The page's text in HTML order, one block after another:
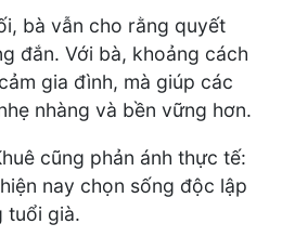
bà vẫn cho rằng quyết
đắn. Với bà, khoảng cách
gia đình, mà giúp các
nhàng và bền vững hơn.
cũng phản ánh thực tế:
nay chọn sống độc lập
tuổi già.